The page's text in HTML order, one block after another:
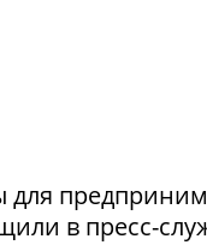
в пресс-